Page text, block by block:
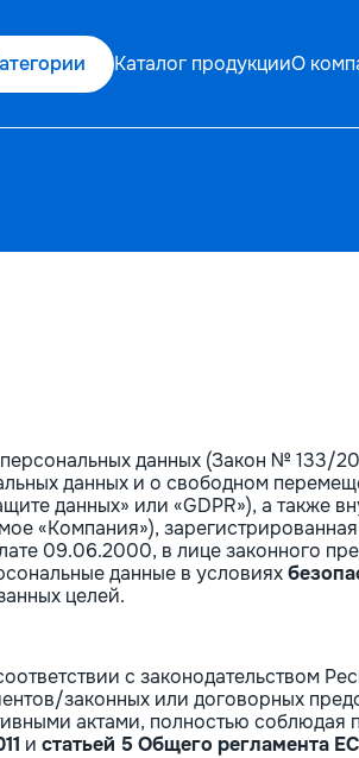
Каталог продукцииО
данных (Закон № 133/
данных и о свободном
данных» или «GDPR»), а также
«Компания»),
09.06.2000, в лице законного
данные в условиях
целей.
с законодательством
законных или договорных
актами, полностью соблюдая
и статьей 5 Общего регламента